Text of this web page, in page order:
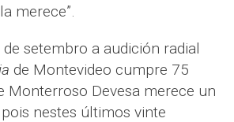
merece”.
setembro a audición radial
de Montevideo cumpre 75
Monterroso Devesa merece un
nestes últimos vinte